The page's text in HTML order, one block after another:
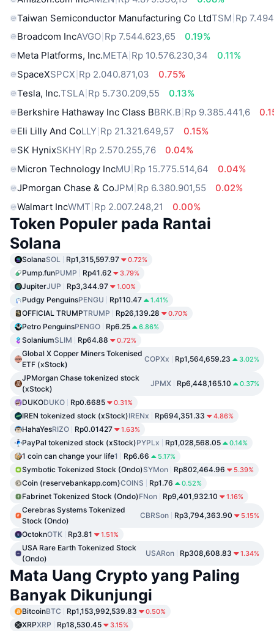
Taiwan Semiconductor Manufacturing Co LtdTSM Rp
Broadcom IncAVGO Rp 7.544.623,65
0.19%
Meta Platforms, Inc.META Rp 10.576.230,34
0.11%
SpaceXSPCX Rp 2.040.871,03
0.75%
Tesla, Inc.TSLA Rp 5.730.209,55
0.13%
Berkshire Hathaway Inc Class BBRK.B Rp 9.385.441,6
Eli Lilly And CoLLY Rp 21.321.649,57
0.15%
SK HynixSKHY Rp 2.570.255,76
0.04%
Micron Technology IncMU Rp 15.775.514,64
0.04%
JPmorgan Chase & CoJPM Rp 6.380.901,55
0.02%
Walmart IncWMT Rp 2.007.248,21 0.00%
Token Populer pada Rantai
Solana
SolanaSOL Rp1,315,597.97 0.72%
Pump.funPUMP Rp41.62 3.79%
JupiterJUP Rp3,344.97 1.00%
Pudgy PenguinsPENGU Rp110.47 1.41%
OFFICIAL TRUMPTRUMP Rp26,139.28 0.70%
Petro PenguinsPENGO Rp6.25 6.86%
SolaniumSLIM Rp64.88 0.72%
Global X Copper Miners Tokenised
ETF (xStock)
COPXx Rp1,564,659.23 3.02%
JPMorgan Chase tokenized stock
(xStock)
JPMX Rp6,448,165.10 0.37%
DUKODUKO Rp0.6685 0.31%
IREN tokenized stock (xStock)IRENx Rp694,351.33 4.86%
HahaYesRIZO Rp0.01427 1.63%
PayPal tokenized stock (xStock)PYPLx Rp1,028,568.05 0.14%
1 coin can change your life1 Rp6.66 5.17%
Symbotic Tokenized Stock (Ondo)SYMon Rp802,464.96 5.39%
Coin (reservebankapp.com)COINS Rp1.76 0.52%
Fabrinet Tokenized Stock (Ondo)FNon Rp9,401,932.10 1.16%
Cerebras Systems Tokenized
Stock (Ondo)
CBRSon Rp3,794,363.90 5.15%
OctoknOTK Rp3.81 1.51%
USA Rare Earth Tokenized Stock
(Ondo)
USARon Rp308,608.83 1.34%
Mata Uang Crypto yang Paling
Banyak Dikunjungi
BitcoinBTC Rp1,153,992,539.83 0.50%
XRPXRP Rp18,530.45 3.15%